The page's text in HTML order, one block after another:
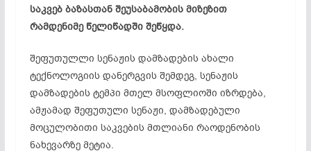
საკვებ ბაზასთან შეუსაბამობის მიზეზით
რამდენიმე წელიწადში შეწყდა.
შეფუთულლი სენაჟის დამზადების ახალი
ტექნოლოგიის დანერგვის შემდეგ, სენაჟის
დამზადების ტემპი მთელ მსოფლიოში იზრდება,
ამჟამად შეფუთული სენაჟი, დამზადებული
მოცულობითი საკვების მთლიანი რაოდენობის
ნახევარზე მეტია.